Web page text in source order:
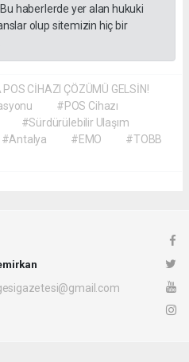
haberlerde yer alan hukuki
olup sitemizin hiç bir
CİHAZI ÇÖZÜMÜ GELSİN!
#POS Cihazı
#Sürdürülebilir Ulaşım
#Antalya #EMO
#TOBB